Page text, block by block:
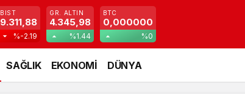
BIST
9.311,88
%-2.19
GR. ALTIN
4.345,98
%1.44
BTC
0,000000
%0
SAĞLIK EKONOMİ DÜNYA